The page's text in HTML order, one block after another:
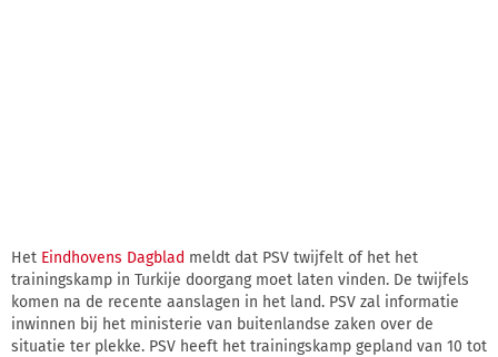
Het Eindhovens Dagblad meldt dat PSV twijfelt of het het
trainingskamp in Turkije doorgang moet laten vinden. De twijfels
komen na de recente aanslagen in het land. PSV zal informatie
inwinnen bij het ministerie van buitenlandse zaken over de
situatie ter plekke. PSV heeft het trainingskamp gepland van 10 tot